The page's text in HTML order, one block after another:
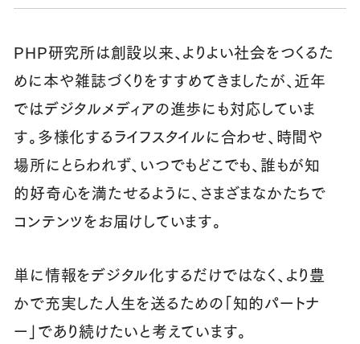
PHP研究所は創設以来、よりよい社会をつくるた
めに本や雑誌づくりをすすめてきましたが、近年
ではデジタルメディアの進歩にも対応していま
す。多様化するライフスタイルに合わせ、時間や
場所にとらわれず、いつでもどこでも、誰もが知
的好奇心を満たせるように、さまざまなかたちで
コンテンツをお届けしています。
単に情報をデジタル化するだけではなく、より豊
かで充実した人生を送るための「知的パートナ
ー」であり続けたいと考えています。